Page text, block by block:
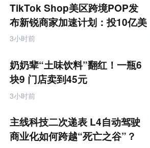
TikTok Shop美区跨境POP发
布新锐商家加速计划：投10亿美
金资源帮扶四类商家
3小时前
奶奶辈“土味饮料”翻红！一瓶6
块9 门店卖到45元
3小时前
主线科技二次递表 L4自动驾驶
商业化如何跨越“死亡之谷”？